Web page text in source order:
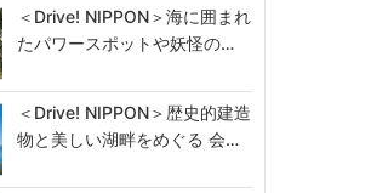
＜Drive! NIPPON＞海に囲まれ
たパワースポットや妖怪の…
＜Drive! NIPPON＞歴史的建造
物と美しい湖畔をめぐる 会…